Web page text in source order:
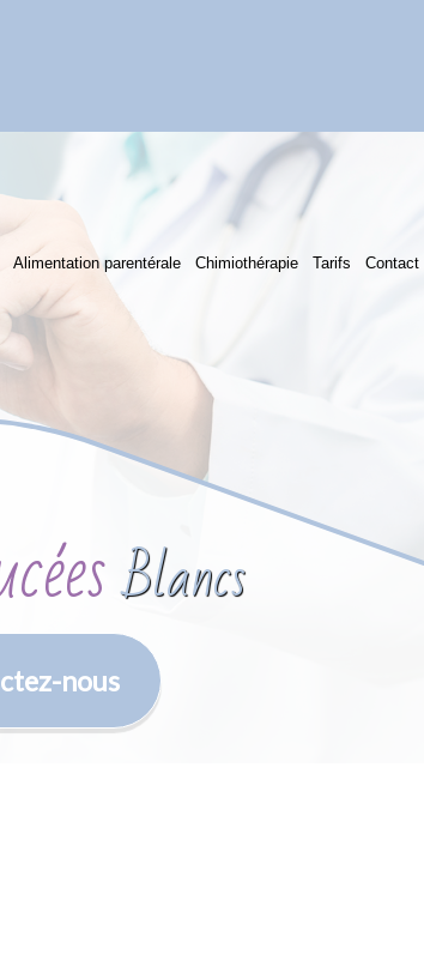
Alimentation parentérale Chimiothérapie Tarifs Contact
Blancs
nous